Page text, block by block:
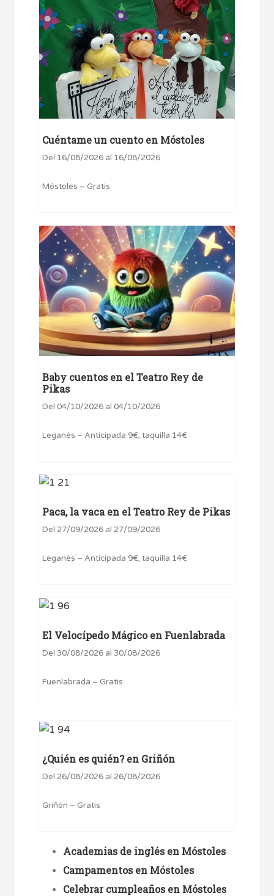
Cuéntame un cuento en Móstoles
Del 16/08/2026 al 16/08/2026
Móstoles – Gratis
Baby cuentos en el Teatro Rey de
Pikas
Del 04/10/2026 al 04/10/2026
Leganés – Anticipada 9€, taquilla 14€
Paca, la vaca en el Teatro Rey de Pikas
Del 27/09/2026 al 27/09/2026
Leganés – Anticipada 9€, taquilla 14€
El Velocípedo Mágico en Fuenlabrada
Del 30/08/2026 al 30/08/2026
Fuenlabrada – Gratis
¿Quién es quién? en Griñón
Del 26/08/2026 al 26/08/2026
Griñón – Gratis
Academias de inglés en Móstoles
Campamentos en Móstoles
Celebrar cumpleaños en Móstoles